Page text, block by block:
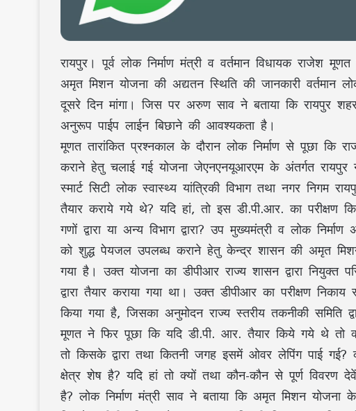
रायपुर। पूर्व लोक निर्माण मंत्री व वर्तमान विधायक
अमृत मिशन योजना की अद्यतन स्थिति की जानकारी वर्तमान
दूसरे दिन मांगा। जिस पर अरुण साव ने बताया कि रायपुर
अनुरूप पाईप लाईन बिछाने की आवश्यकता है।
मूणत तारांकित प्रश्नकाल के दौरान लोक निर्माण से पूछा कि
कराने हेतु चलाई गई योजना जेएनएनयूआरएम के अंतर्गत
स्मार्ट सिटी लोक स्वास्थ्य यांत्रिकी विभाग तथा नगर निगम
तैयार कराये गये थे? यदि हां, तो इस डी.पी.आर. का परीक्षण
गणों द्वारा या अन्य विभाग द्वारा? उप मुख्यमंत्री व लोक
को शुद्ध पेयजल उपलब्ध कराने हेतु केन्द्र शासन की अमृत मिशन
गया है। उक्त योजना का डीपीआर राज्य शासन द्वारा नियुक्त
द्वारा तैयार कराया गया था। उक्त डीपीआर का परीक्षण
किया गया है, जिसका अनुमोदन राज्य स्तरीय तकनीकी समिति
मूणत ने फिर पूछा कि यदि डी.पी. आर. तैयार किये गये थे तो
तो किसके द्वारा तथा कितनी जगह इसमें ओवर लेपिंग पाई
क्षेत्र शेष है? यदि हां तो क्यों तथा कौन-कौन से पूर्ण विवरण
है? लोक निर्माण मंत्री साव ने बताया कि अमृत मिशन योजना